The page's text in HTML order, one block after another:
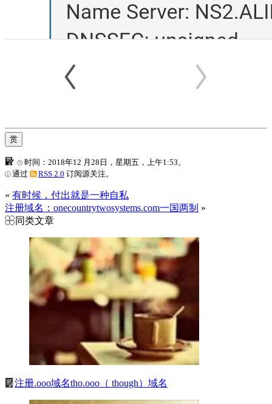
赏
时间：2018年12 月28日，星期五，上午1:53。
通过
RSS 2.0 订阅源关注。
« 有时候，付出就是一种自私
注册域名：onecountrytwosystems.com一国两制 »
同类文章
注册.ooo域名tho.ooo（ though）域名